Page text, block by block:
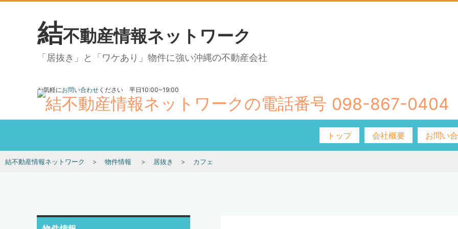
結不動産情報ネットワーク
「居抜き」と「ワケあり」物件に強い沖縄の不動産会社
お気軽にお問い合わせ ください 平日10:00~19:00
098-867-0404
トップ 会社概要 お問い
結不動産情報ネットワーク 物件情報 居抜き カフェ